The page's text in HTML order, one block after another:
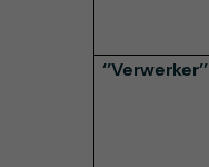
‘’Verwerker’’